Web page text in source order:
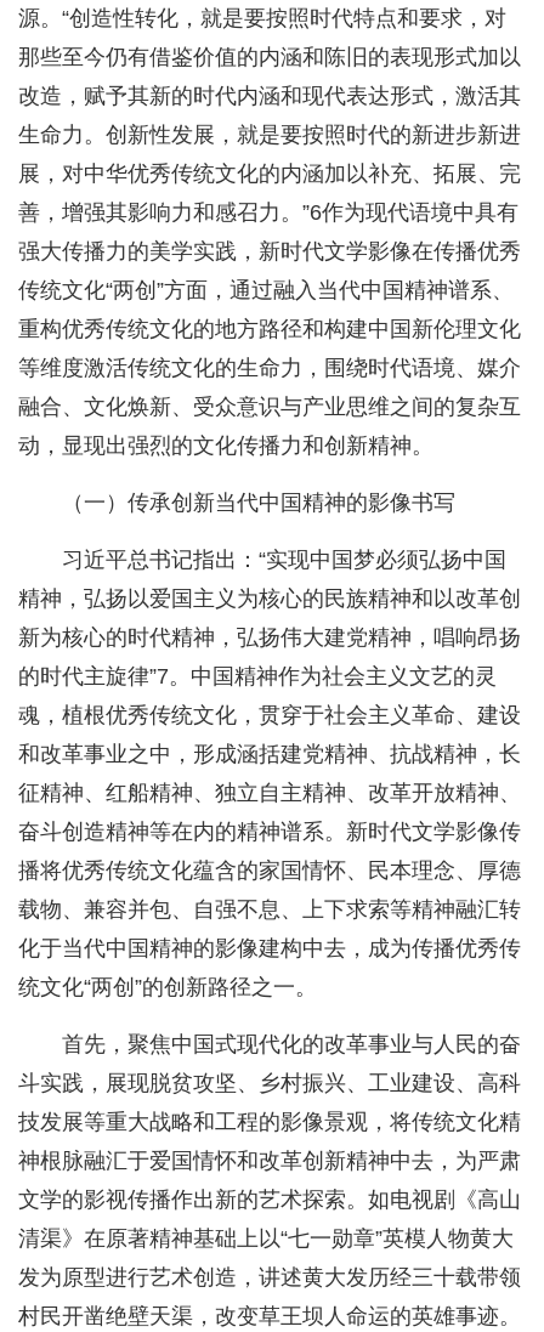
源。“创造性转化，就是要按照时代特点和要求，对
那些至今仍有借鉴价值的内涵和陈旧的表现形式加以
改造，赋予其新的时代内涵和现代表达形式，激活其
生命力。创新性发展，就是要按照时代的新进步新进
展，对中华优秀传统文化的内涵加以补充、拓展、完
善，增强其影响力和感召力。”6作为现代语境中具有
强大传播力的美学实践，新时代文学影像在传播优秀
传统文化“两创”方面，通过融入当代中国精神谱系、
重构优秀传统文化的地方路径和构建中国新伦理文化
等维度激活传统文化的生命力，围绕时代语境、媒介
融合、文化焕新、受众意识与产业思维之间的复杂互
动，显现出强烈的文化传播力和创新精神。
（一）传承创新当代中国精神的影像书写
习近平总书记指出：“实现中国梦必须弘扬中国
精神，弘扬以爱国主义为核心的民族精神和以改革创
新为核心的时代精神，弘扬伟大建党精神，唱响昂扬
的时代主旋律”7。中国精神作为社会主义文艺的灵
魂，植根优秀传统文化，贯穿于社会主义革命、建设
和改革事业之中，形成涵括建党精神、抗战精神，长
征精神、红船精神、独立自主精神、改革开放精神、
奋斗创造精神等在内的精神谱系。新时代文学影像传
播将优秀传统文化蕴含的家国情怀、民本理念、厚德
载物、兼容并包、自强不息、上下求索等精神融汇转
化于当代中国精神的影像建构中去，成为传播优秀传
统文化“两创”的创新路径之一。
首先，聚焦中国式现代化的改革事业与人民的奋
斗实践，展现脱贫攻坚、乡村振兴、工业建设、高科
技发展等重大战略和工程的影像景观，将传统文化精
神根脉融汇于爱国情怀和改革创新精神中去，为严肃
文学的影视传播作出新的艺术探索。如电视剧《高山
清渠》在原著精神基础上以“七一勋章”英模人物黄大
发为原型进行艺术创造，讲述黄大发历经三十载带领
村民开凿绝壁天渠，改变草王坝人命运的英雄事迹。